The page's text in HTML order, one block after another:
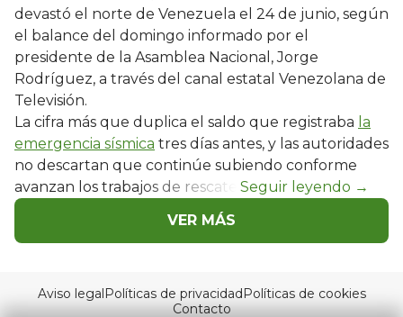
devastó el norte de Venezuela el 24 de junio, según
el balance del domingo informado por el
presidente de la Asamblea Nacional, Jorge
Rodríguez, a través del canal estatal Venezolana de
Televisión.
La cifra más que duplica el saldo que registraba la
emergencia sísmica tres días antes, y las autoridades
no descartan que continúe subiendo conforme
avanzan los trabajos de rescate.
VER MÁS
Aviso legalPolíticas de privacidadPolíticas de cookies
Contacto